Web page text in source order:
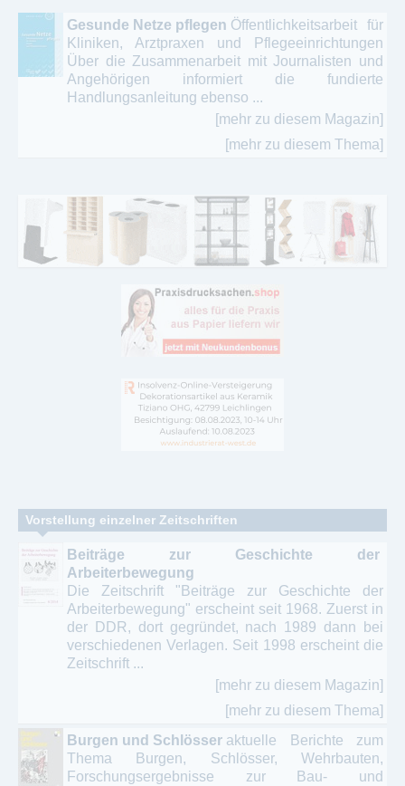
Gesunde Netze pflegen Öffentlichkeitsarbeit für
Kliniken, Arztpraxen und Pflegeeinrichtungen
Über die Zusammenarbeit mit Journalisten und
Angehörigen informiert die fundierte
Handlungsanleitung ebenso ...
[mehr zu diesem Magazin]
[mehr zu diesem Thema]
Vorstellung einzelner Zeitschriften
Beiträge zur Geschichte der
Arbeiterbewegung
Die Zeitschrift "Beiträge zur Geschichte der
Arbeiterbewegung" erscheint seit 1968. Zuerst in
der DDR, dort gegründet, nach 1989 dann bei
verschiedenen Verlagen. Seit 1998 erscheint die
Zeitschrift ...
[mehr zu diesem Magazin]
[mehr zu diesem Thema]
Burgen und Schlösser aktuelle Berichte zum
Thema Burgen, Schlösser, Wehrbauten,
Forschungsergebnisse zur Bau- und